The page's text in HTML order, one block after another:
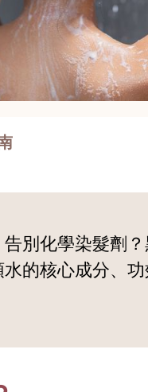
別化學染髮劑
的核心成分、